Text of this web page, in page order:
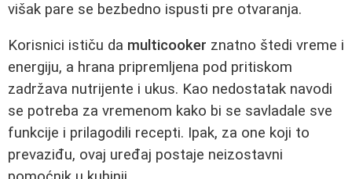
višak pare se bezbedno ispusti pre otvaranja.
Korisnici ističu da multicooker znatno štedi vreme i
energiju, a hrana pripremljena pod pritiskom
zadržava nutrijente i ukus. Kao nedostatak navodi
se potreba za vremenom kako bi se savladale sve
funkcije i prilagodili recepti. Ipak, za one koji to
prevaziđu, ovaj uređaj postaje neizostavni